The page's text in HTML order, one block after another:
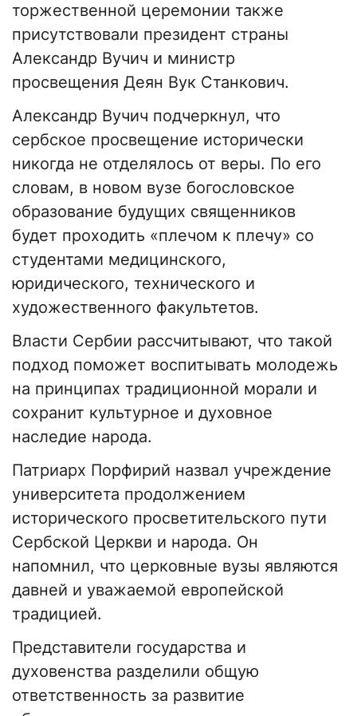
торжественной церемонии также
присутствовали президент страны
Александр Вучич и министр
просвещения Деян Вук Станкович.
Александр Вучич подчеркнул, что
сербское просвещение исторически
никогда не отделялось от веры. По его
словам, в новом вузе богословское
образование будущих священников
будет проходить «плечом к плечу» со
студентами медицинского,
юридического, технического и
художественного факультетов.
Власти Сербии рассчитывают, что такой
подход поможет воспитывать молодежь
на принципах традиционной морали и
сохранит культурное и духовное
наследие народа.
Патриарх Порфирий назвал учреждение
университета продолжением
исторического просветительского пути
Сербской Церкви и народа. Он
напомнил, что церковные вузы являются
давней и уважаемой европейской
традицией.
Представители государства и
духовенства разделили общую
ответственность за развитие